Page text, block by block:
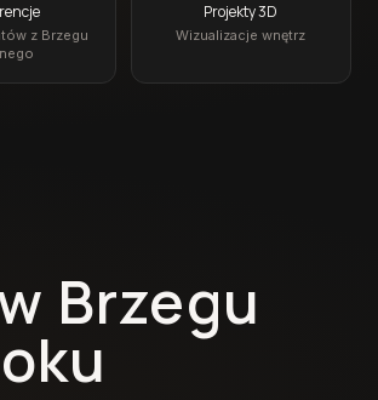
z Brzegu
Projekty 3D
Wizualizacje wnętrz
Brzegu